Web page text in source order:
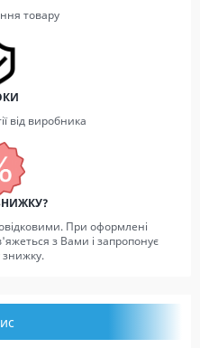
товару
від виробника
При оформлені
з Вами і запропонує